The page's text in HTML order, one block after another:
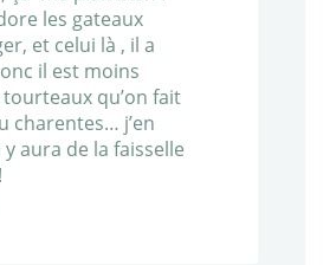
les gateaux
et celui là , il a
il est moins
qu’on fait
charentes… j’en
aura de la faisselle